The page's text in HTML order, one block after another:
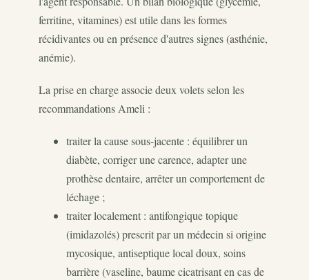
ferritine, vitamines) est utile dans les formes
récidivantes ou en présence d'autres signes (asthénie,
anémie).
La prise en charge associe deux volets selon les
recommandations Ameli :
traiter la cause sous-jacente : équilibrer un
diabète, corriger une carence, adapter une
prothèse dentaire, arrêter un comportement de
léchage ;
traiter localement : antifongique topique
(imidazolés) prescrit par un médecin si origine
mycosique, antiseptique local doux, soins
barrière (vaseline, baume cicatrisant en cas de